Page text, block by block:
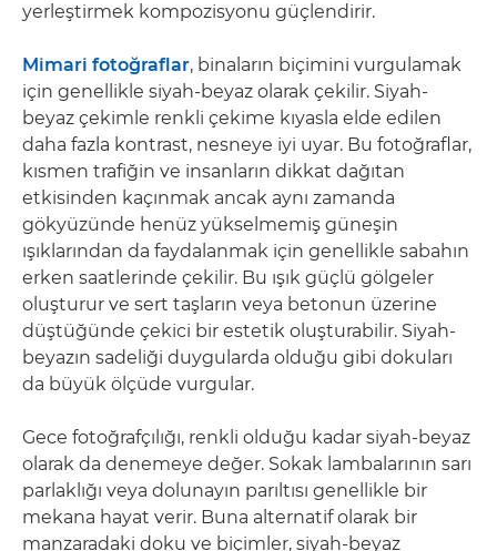
yerleştirmek kompozisyonu güçlendirir.
Mimari fotoğraflar, binaların biçimini vurgulamak
için genellikle siyah-beyaz olarak çekilir. Siyah-
beyaz çekimle renkli çekime kıyasla elde edilen
daha fazla kontrast, nesneye iyi uyar. Bu fotoğraflar,
kısmen trafiğin ve insanların dikkat dağıtan
etkisinden kaçınmak ancak aynı zamanda
gökyüzünde henüz yükselmemiş güneşin
ışıklarından da faydalanmak için genellikle sabahın
erken saatlerinde çekilir. Bu ışık güçlü gölgeler
oluşturur ve sert taşların veya betonun üzerine
düştüğünde çekici bir estetik oluşturabilir. Siyah-
beyazın sadeliği duygularda olduğu gibi dokuları
da büyük ölçüde vurgular.
Gece fotoğrafçılığı, renkli olduğu kadar siyah-beyaz
olarak da denemeye değer. Sokak lambalarının sarı
parlaklığı veya dolunayın parıltısı genellikle bir
mekana hayat verir. Buna alternatif olarak bir
manzaradaki doku ve biçimler, siyah-beyaz